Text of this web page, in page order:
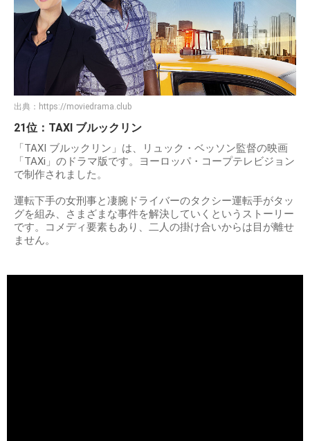
出典： https://moviedrama.club
21位：TAXI ブルックリン
「TAXI ブルックリン」は、リュック・ベッソン監督の映画
「TAXi」のドラマ版です。ヨーロッパ・コープテレビジョン
で制作されました。
運転下手の女刑事と凄腕ドライバーのタクシー運転手がタッ
グを組み、さまざまな事件を解決していくというストーリー
です。コメディ要素もあり、二人の掛け合いからは目が離せ
ません。